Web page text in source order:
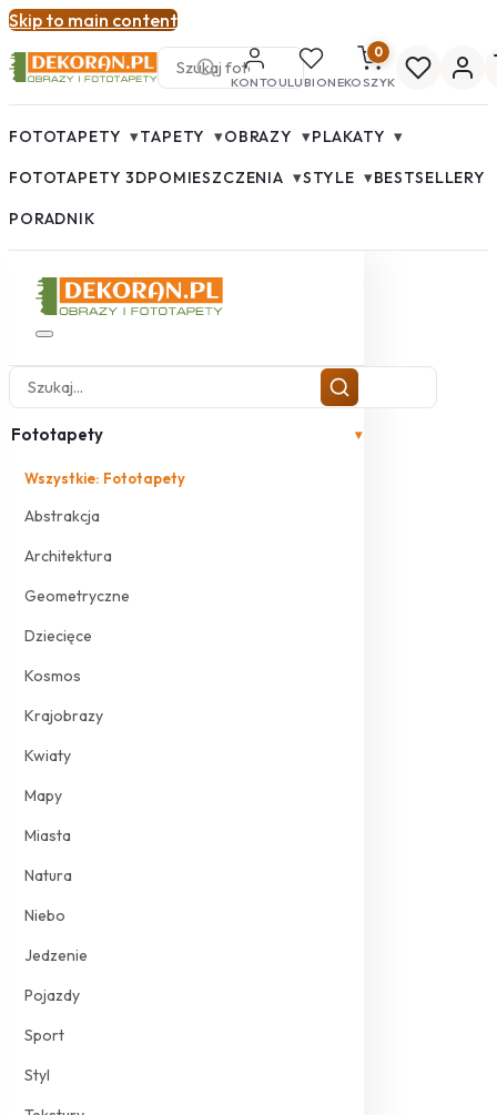
Skip to main content
KONTOULUBIONE
0
KOSZYK
FOTOTAPETY ▾TAPETY ▾OBRAZY ▾PLAKATY ▾
FOTOTAPETY 3DPOMIESZCZENIA ▾STYLE ▾BESTSELLERY
PORADNIK
Fototapety ▾
Wszystkie: Fototapety
Abstrakcja
Architektura
Geometryczne
Dziecięce
Kosmos
Krajobrazy
Kwiaty
Mapy
Miasta
Natura
Niebo
Jedzenie
Pojazdy
Sport
Styl